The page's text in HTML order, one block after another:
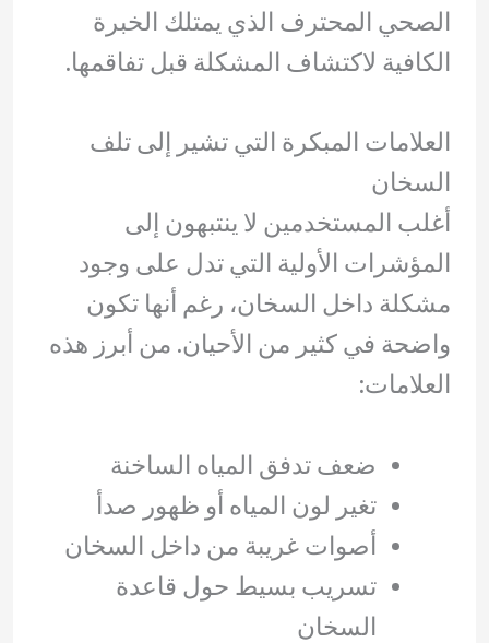
الصحي المحترف الذي يمتلك الخبرة
الكافية لاكتشاف المشكلة قبل تفاقمها.
العلامات المبكرة التي تشير إلى تلف
السخان
أغلب المستخدمين لا ينتبهون إلى
المؤشرات الأولية التي تدل على وجود
مشكلة داخل السخان، رغم أنها تكون
واضحة في كثير من الأحيان. من أبرز هذه
العلامات:
ضعف تدفق المياه الساخنة
تغير لون المياه أو ظهور صدأ
أصوات غريبة من داخل السخان
تسريب بسيط حول قاعدة
السخان